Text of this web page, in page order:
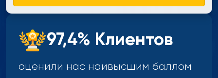
97,4% Клиентов
оценили нас наивысшим баллом